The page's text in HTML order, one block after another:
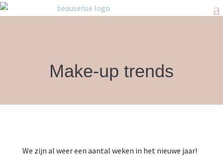
Make-up trends
We zijn al weer een aantal weken in het nieuwe jaar!